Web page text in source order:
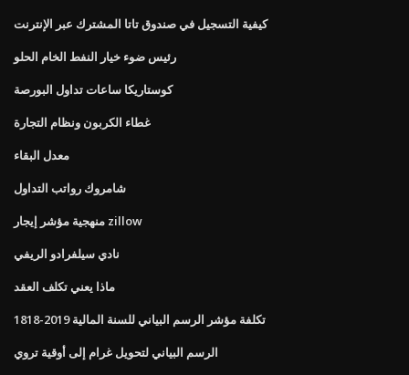
كيفية التسجيل في صندوق تاتا المشترك عبر الإنترنت
رئيس ضوء خيار النفط الخام الحلو
كوستاريكا ساعات تداول البورصة
غطاء الكربون ونظام التجارة
معدل البقاء
شامروك رواتب التداول
منهجية مؤشر إيجار zillow
نادي سيلفرادو الريفي
ماذا يعني تكلف العقد
تكلفة مؤشر الرسم البياني للسنة المالية 2019-1818
الرسم البياني لتحويل غرام إلى أوقية تروي